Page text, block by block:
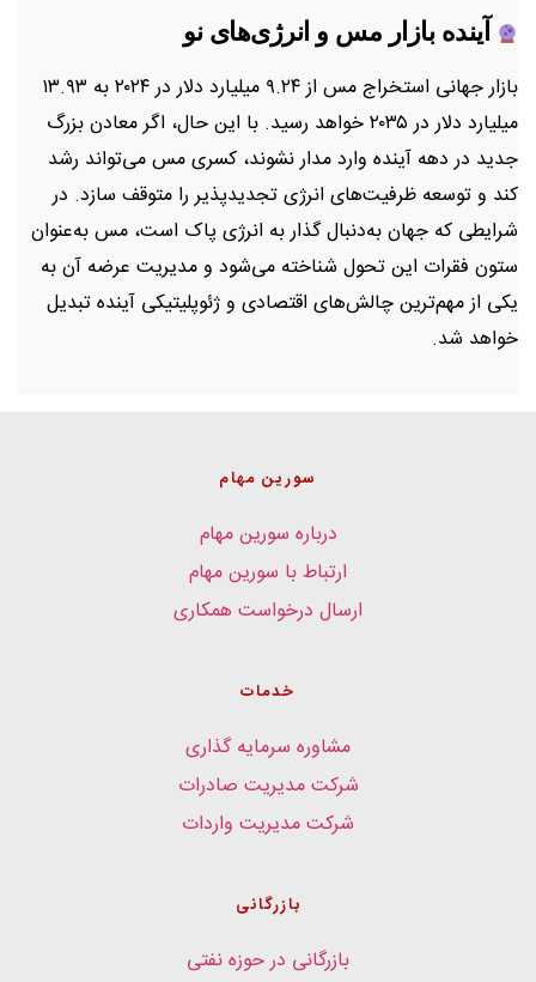
آینده بازار مس و انرژی‌های نو
بازار جهانی استخراج مس از ۹.۲۴ میلیارد دلار در ۲۰۲۴ به ۱۳.۹۳
میلیارد دلار در ۲۰۳۵ خواهد رسید. با این حال، اگر معادن بزرگ
جدید در دهه آینده وارد مدار نشوند، کسری مس می‌تواند رشد
کند و توسعه ظرفیت‌های انرژی تجدیدپذیر را متوقف سازد. در
شرایطی که جهان به‌دنبال گذار به انرژی پاک است، مس به‌عنوان
ستون فقرات این تحول شناخته می‌شود و مدیریت عرضه آن به
یکی از مهم‌ترین چالش‌های اقتصادی و ژئوپلیتیکی آینده تبدیل
خواهد شد.
سورین مهام
درباره سورین مهام
ارتباط با سورین مهام
ارسال درخواست همکاری
خدمات
مشاوره سرمایه گذاری
شرکت مدیریت صادرات
شرکت مدیریت واردات
بازرگانی
بازرگانی در حوزه نفتی